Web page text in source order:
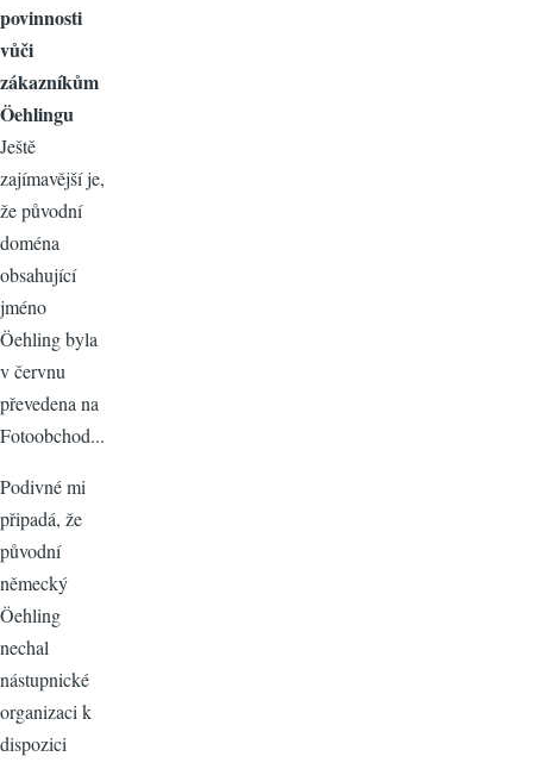
povinnosti
vůči
zákazníkům
Öehlingu
Ještě
zajímavější je,
že původní
doména
obsahující
jméno
Öehling byla
v červnu
převedena na
Fotoobchod...
Podivné mi
připadá, že
původní
německý
Öehling
nechal
nástupnické
organizaci k
dispozici